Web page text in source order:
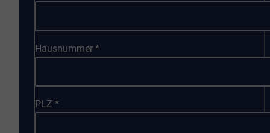
Hausnummer*
PLZ*